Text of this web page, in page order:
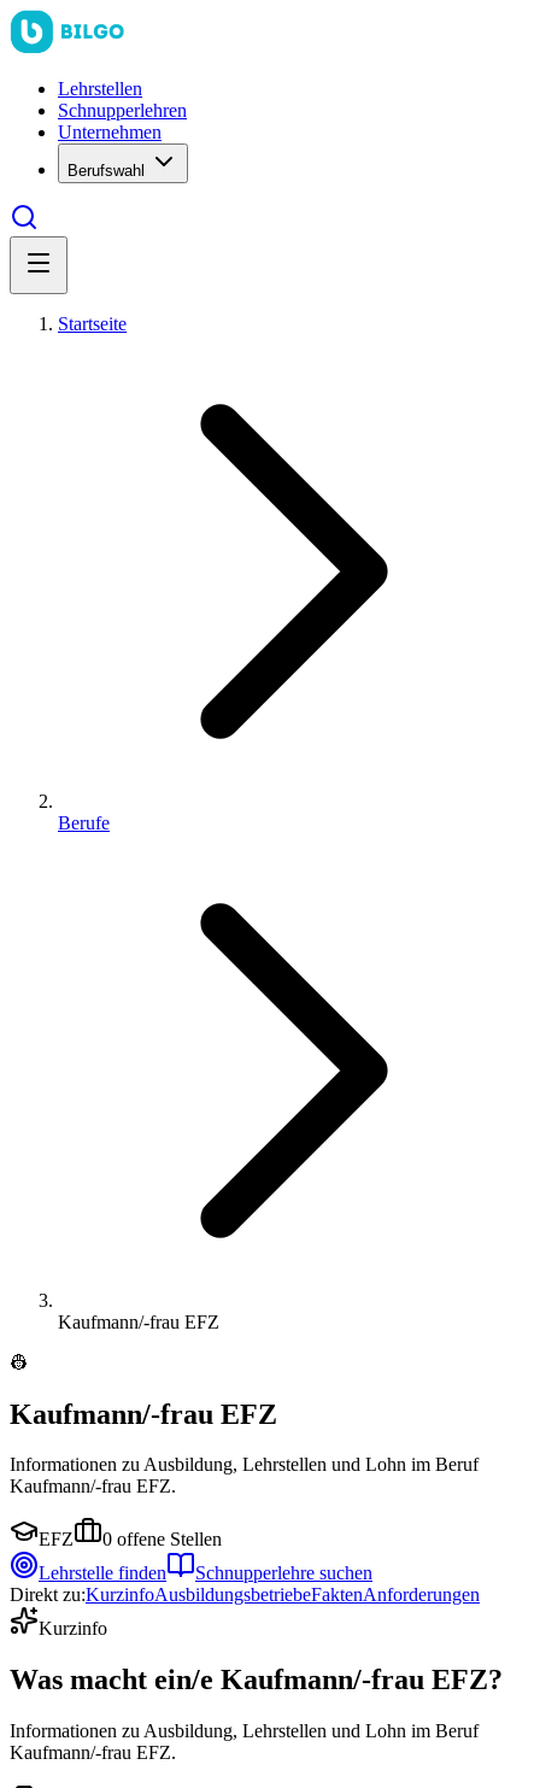
Lehrstellen
Schnupperlehren
Unternehmen
Berufswahl
Startseite
Berufe
Kaufmann/-frau EFZ
👷
Kaufmann/-frau EFZ
Informationen zu Ausbildung, Lehrstellen und Lohn im Beruf
Kaufmann/-frau EFZ.
EFZ 0 offene Stellen
Lehrstelle finden
Schnupperlehre suchen
Direkt zu:KurzinfoAusbildungsbetriebeFaktenAnforderungen
Kurzinfo
Was macht ein/e Kaufmann/-frau EFZ?
Informationen zu Ausbildung, Lehrstellen und Lohn im Beruf
Kaufmann/-frau EFZ.